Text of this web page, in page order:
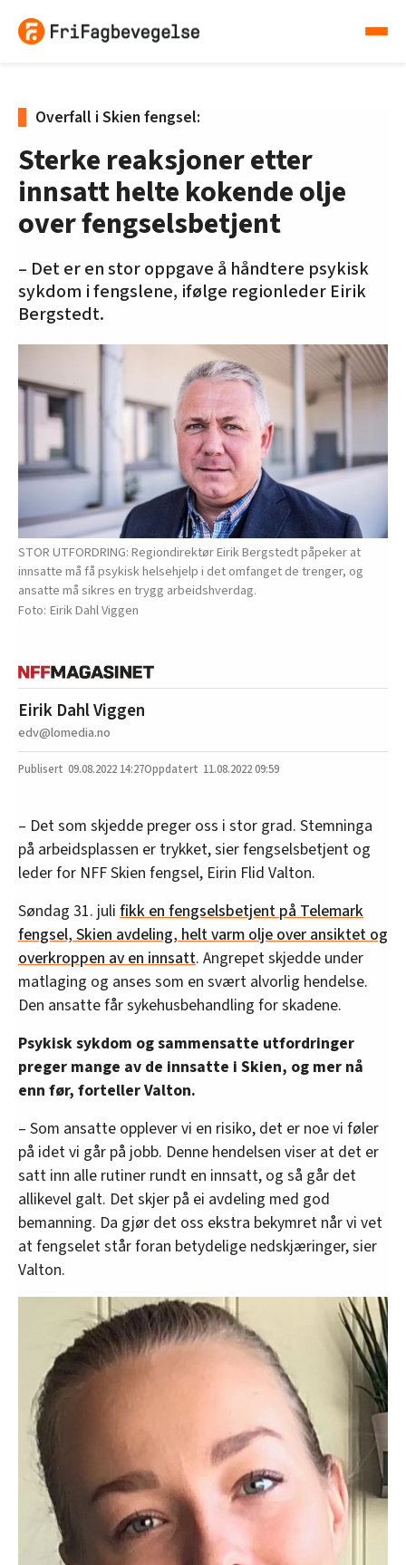
Overfall i Skien fengsel:
Sterke reaksjoner etter
innsatt helte kokende olje
over fengselsbetjent
– Det er en stor oppgave å håndtere psykisk
sykdom i fengslene, ifølge regionleder Eirik
Bergstedt.
STOR UTFORDRING: Regiondirektør Eirik Bergstedt påpeker at
innsatte må få psykisk helsehjelp i det omfanget de trenger, og
ansatte må sikres en trygg arbeidshverdag.
Eirik Dahl Viggen
Eirik Dahl Viggen
edv@lomedia.no
09.08.2022 14:27 11.08.2022 09:59
– Det som skjedde preger oss i stor grad. Stemninga
på arbeidsplassen er trykket, sier fengselsbetjent og
leder for NFF Skien fengsel, Eirin Flid Valton.
Søndag 31. juli fikk en fengselsbetjent på Telemark
fengsel, Skien avdeling, helt varm olje over ansiktet og
overkroppen av en innsatt. Angrepet skjedde under
matlaging og anses som en svært alvorlig hendelse.
Den ansatte får sykehusbehandling for skadene.
Psykisk sykdom og sammensatte utfordringer
preger mange av de innsatte i Skien, og mer nå
enn før, forteller Valton.
– Som ansatte opplever vi en risiko, det er noe vi føler
på idet vi går på jobb. Denne hendelsen viser at det er
satt inn alle rutiner rundt en innsatt, og så går det
allikevel galt. Det skjer på ei avdeling med god
bemanning. Da gjør det oss ekstra bekymret når vi vet
at fengselet står foran betydelige nedskjæringer, sier
Valton.